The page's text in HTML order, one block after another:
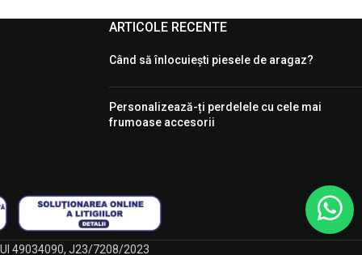
ARTICOLE RECENTE
Când să înlocuiești piesele de aragaz?
Personalizează-ți perdelele cu cele mai
frumoase accesorii
49034090, J23/7208/2023